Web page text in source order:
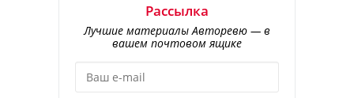
Рассылка
Лучшие материалы Авторевю — в
вашем почтовом ящике